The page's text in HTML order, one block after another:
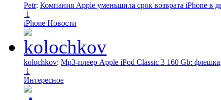
Petr: Компания Apple уменьшила срок возврата iPhone в
1
iPhone Новости
kolochkov: Mp3-плеер Apple iPod Classic 3 160 Gb:
1
Интересное